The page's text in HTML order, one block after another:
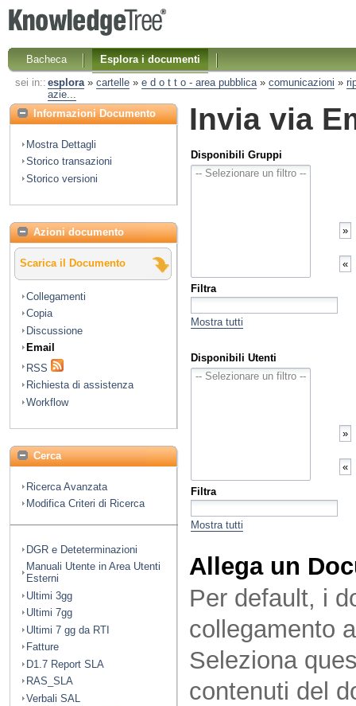
Bacheca
Esplora i documenti
sei in:: esplora» cartelle» e d o t t o - area pubblica» comunicazioni »
azie...
Informazioni Documento
Mostra Dettagli
Storico transazioni
Storico versioni
Azioni documento
Scarica il Documento
Collegamenti
Copia
Discussione
Email
RSS
Richiesta di assistenza
Workflow
Cerca
Ricerca Avanzata
Modifica Criteri di Ricerca
DGR e Deteterminazioni
Manuali Utente in Area Utenti
Esterni
Ultimi 3gg
Ultimi 7gg
Ultimi 7 gg da RTI
Fatture
D1.7 Report SLA
RAS_SLA
Verbali SAL
Invia via
Disponibili Gruppi
Filtra
Mostra tutti
Disponibili Utenti
Filtra
Mostra tutti
Allega un
Per default, i
collegamento
Seleziona
contenuti del